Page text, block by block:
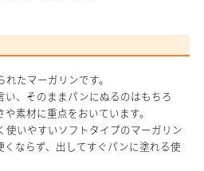
たマーガリンです。
い、そのままパンにぬるのはもちろ
素材に重点をおいています。
使いやすいソフトタイプのマーガリン
ならず、出してすぐパンに塗れる使